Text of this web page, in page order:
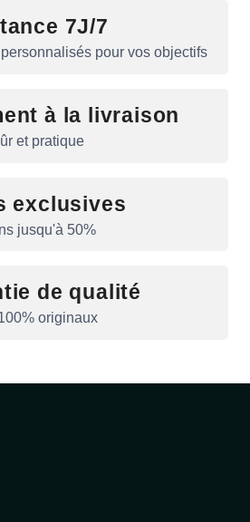
7J/7
pour vos objectifs
à la livraison
et pratique
exclusives
jusqu'à 50%
de qualité
originaux